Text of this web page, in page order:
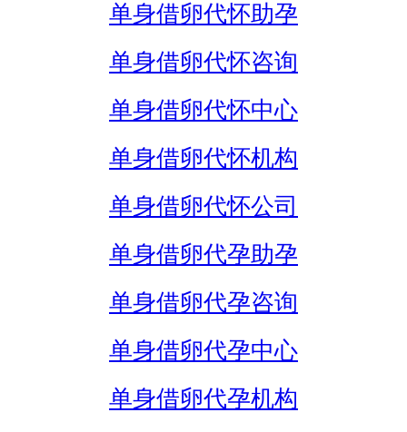
单身借卵代怀助孕
单身借卵代怀咨询
单身借卵代怀中心
单身借卵代怀机构
单身借卵代怀公司
单身借卵代孕助孕
单身借卵代孕咨询
单身借卵代孕中心
单身借卵代孕机构